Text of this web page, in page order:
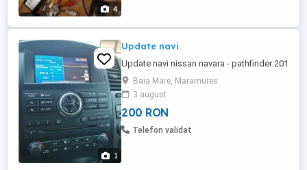
4
1
Update navi
Update navi nissan navara - pathfinder 201
Baia Mare, Maramures
3 august
200 RON
Telefon validat